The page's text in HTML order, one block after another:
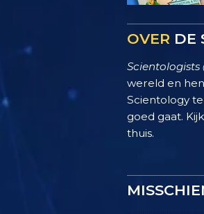
OVER DE
Scientologists
wereld en
Scientology
goed gaat.
thuis.